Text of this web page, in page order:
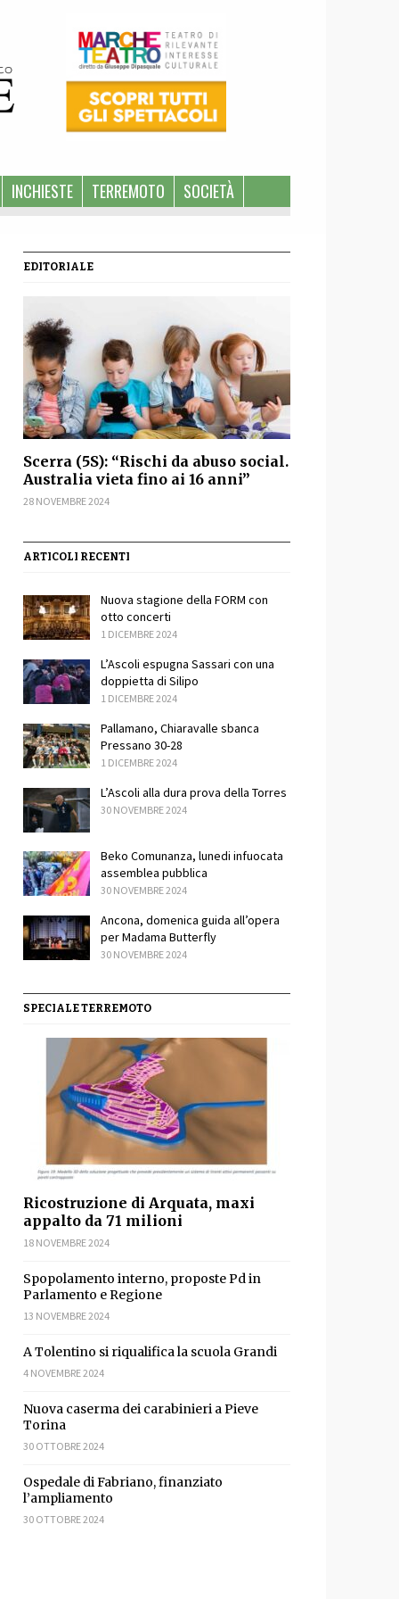
INCHIESTE TERREMOTO SOCIETÀ
Condividi
Condividi
Condividi
Condividi
EDITORIALE
Scerra (5S): “Rischi da abuso social.
Australia vieta fino ai 16 anni”
28 NOVEMBRE 2024
ARTICOLI RECENTI
Nuova stagione della FORM con
otto concerti
1 DICEMBRE 2024
L’Ascoli espugna Sassari con una
doppietta di Silipo
1 DICEMBRE 2024
Pallamano, Chiaravalle sbanca
Pressano 30-28
1 DICEMBRE 2024
L’Ascoli alla dura prova della Torres
30 NOVEMBRE 2024
Beko Comunanza, lunedi infuocata
assemblea pubblica
30 NOVEMBRE 2024
Ancona, domenica guida all’opera
per Madama Butterfly
30 NOVEMBRE 2024
SPECIALE TERREMOTO
Ricostruzione di Arquata, maxi
appalto da 71 milioni
18 NOVEMBRE 2024
Spopolamento interno, proposte Pd in
Parlamento e Regione
13 NOVEMBRE 2024
A Tolentino si riqualifica la scuola Grandi
4 NOVEMBRE 2024
Nuova caserma dei carabinieri a Pieve
Torina
30 OTTOBRE 2024
Ospedale di Fabriano, finanziato
l’ampliamento
30 OTTOBRE 2024